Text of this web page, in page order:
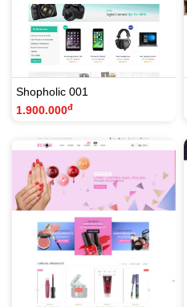
Shopholic 001
1.900.000đ